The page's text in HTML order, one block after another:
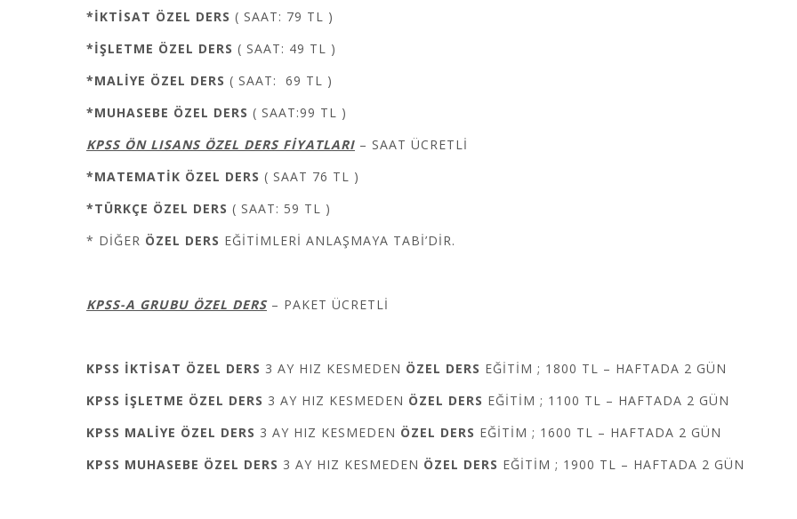
*İKTİSAT ÖZEL DERS ( SAAT: 79 TL )
*İŞLETME ÖZEL DERS ( SAAT: 49 TL )
*MALİYE ÖZEL DERS ( SAAT: 69 TL )
*MUHASEBE ÖZEL DERS ( SAAT:99 TL )
KPSS ÖN LISANS ÖZEL DERS FİYATLARI – SAAT ÜCRETLİ
*MATEMATİK ÖZEL DERS ( SAAT 76 TL )
*TÜRKÇE ÖZEL DERS ( SAAT: 59 TL )
* DİĞER ÖZEL DERS EĞİTİMLERİ ANLAŞMAYA TABİ’DİR.
KPSS-A GRUBU ÖZEL DERS– PAKET ÜCRETLİ
KPSS İKTİSAT ÖZEL DERS 3 AY HIZ KESMEDEN ÖZEL DERS EĞİTİM ; 1800 TL – HAFTADA 2 GÜN
KPSS İŞLETME ÖZEL DERS 3 AY HIZ KESMEDEN ÖZEL DERS EĞİTİM ; 1100 TL – HAFTADA 2 GÜN
KPSS MALİYE ÖZEL DERS 3 AY HIZ KESMEDEN ÖZEL DERS EĞİTİM ; 1600 TL – HAFTADA 2 GÜN
KPSS MUHASEBE ÖZEL DERS 3 AY HIZ KESMEDEN ÖZEL DERS EĞİTİM ; 1900 TL – HAFTADA 2 GÜN